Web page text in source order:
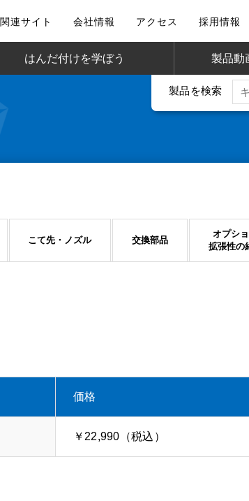
関連サイト 会社情報 アクセス 採用情報
はんだ付けを学ぼう 製品動
製品を検索
こて先・ノズル 交換部品
オプシ
拡張性の
価格
￥22,990（税込）